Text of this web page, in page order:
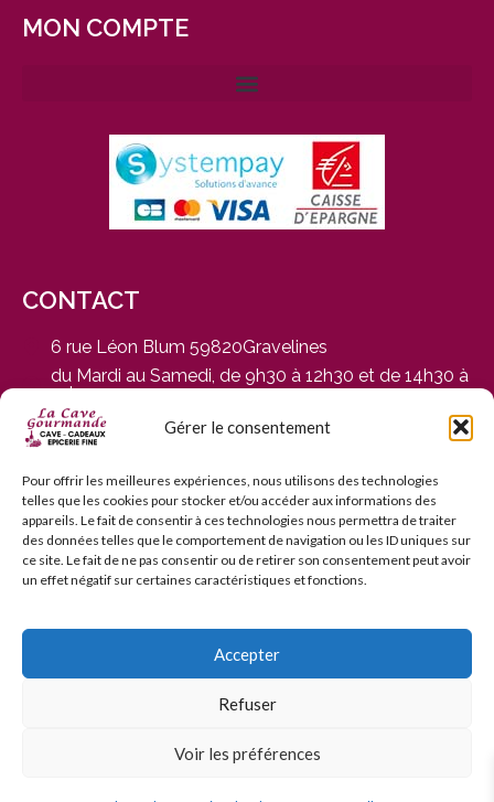
Gérer le consentement
Pour offrir les meilleures expériences, nous utilisons des technologies
telles que les cookies pour stocker et/ou accéder aux informations des
appareils. Le fait de consentir à ces technologies nous permettra de traiter
des données telles que le comportement de navigation ou les ID uniques sur
ce site. Le fait de ne pas consentir ou de retirer son consentement peut avoir
un effet négatif sur certaines caractéristiques et fonctions.
Accepter
Refuser
Voir les préférences
MON COMPTE
CONTACT
6 rue Léon Blum 59820Gravelines
du Mardi au Samedi, de 9h30 à 12h30 et de 14h30 à
19h
03 28 65 01 92
contact@cavegourmande.fr
www.cavegourmande.fr
CONSOMMER AVEC MODÉRATION — INTERDICTION DE
VENTE AUX MINEURS DE MOINS DE 18 ANS
© 2006–2026 La Cave Gourmande. Tous droits réservés.